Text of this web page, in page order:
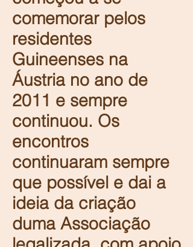
comemorar pelos
residentes
Guineenses na
Áustria no ano de
2011 e sempre
continuou. Os
encontros
continuaram sempre
que possível e dai a
ideia da criação
duma Associação